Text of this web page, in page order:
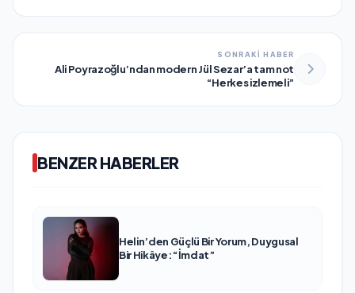
SONRAKİ HABER
Ali Poyrazoğlu’ndan modern Jül Sezar’a tam not
“Herkes izlemeli”
BENZER HABERLER
Helin’den Güçlü Bir Yorum, Duygusal
Bir Hikâye: “İmdat”